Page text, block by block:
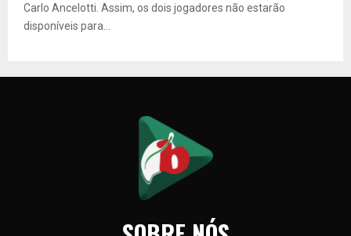
Carlo Ancelotti. Assim, os dois jogadores não estarão
disponíveis para...